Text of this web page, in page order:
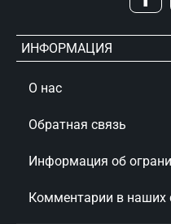
ИНФОРМАЦИЯ
О нас
Обратная связь
Информация об
Комментарии в наших